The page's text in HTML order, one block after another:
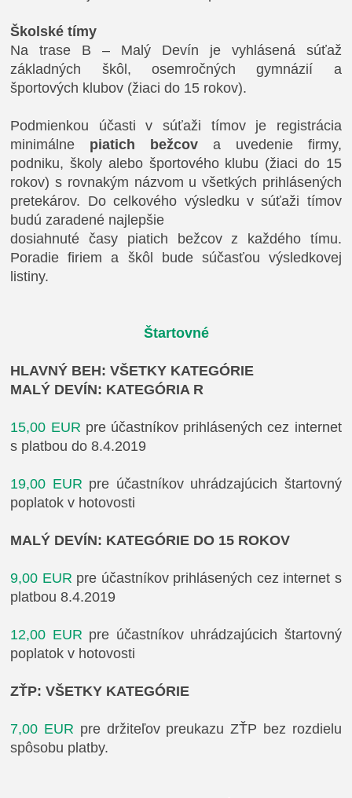
Školské tímy
Na trase B – Malý Devín je vyhlásená súťaž
základných škôl, osemročných gymnázií a
športových klubov (žiaci do 15 rokov).
Podmienkou účasti v súťaži tímov je registrácia
minimálne piatich bežcov a uvedenie firmy,
podniku, školy alebo športového klubu (žiaci do 15
rokov) s rovnakým názvom u všetkých prihlásených
pretekárov. Do celkového výsledku v súťaži tímov
budú zaradené najlepšie
dosiahnuté časy piatich bežcov z každého tímu.
Poradie firiem a škôl bude súčasťou výsledkovej
listiny.
Štartovné
HLAVNÝ BEH: VŠETKY KATEGÓRIE
MALÝ DEVÍN: KATEGÓRIA R
15,00 EUR pre účastníkov prihlásených cez internet
s platbou do 8.4.2019
19,00 EUR pre účastníkov uhrádzajúcich štartovný
poplatok v hotovosti
MALÝ DEVÍN: KATEGÓRIE DO 15 ROKOV
9,00 EUR pre účastníkov prihlásených cez internet s
platbou 8.4.2019
12,00 EUR pre účastníkov uhrádzajúcich štartovný
poplatok v hotovosti
ZŤP: VŠETKY KATEGÓRIE
7,00 EUR pre držiteľov preukazu ZŤP bez rozdielu
spôsobu platby.